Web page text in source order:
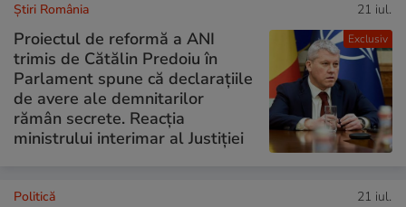
Exclusiv
Știri România 21 iul.
Proiectul de reformă a ANI
trimis de Cătălin Predoiu în
Parlament spune că declarațiile
de avere ale demnitarilor
rămân secrete. Reacția
ministrului interimar al Justiției
Politică 21 iul.